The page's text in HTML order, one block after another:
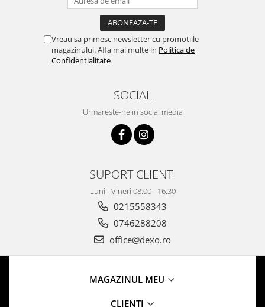
Vreau sa primesc newsletter cu promotiile
magazinului. Afla mai multe in Politica de
Confidentialitate
SOCIAL
Urmareste-ne in social media
SUPORT CLIENTI
Luni - Vineri 08:00 - 16:30
0215558343
0746288208
office@dexo.ro
MAGAZINUL MEU
CLIENTI